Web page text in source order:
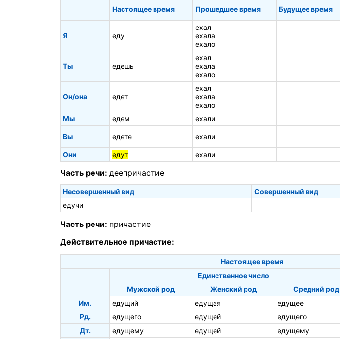
Настоящее время Прошедшее время Будущее время
Я еду
ехал
ехала
ехало
Ты едешь
ехал
ехала
ехало
Он/она едет
ехал
ехала
ехало
Мы
едем ехали
Вы едете ехали
Они
едут ехали
Часть речи: деепричастие
Несовершенный вид
Совершенный вид
едучи
Часть речи: причастие
Действительное причастие:
Настоящее время
Единственное число
Мужской род
Женский род
Средний род
Им.
едущий едущая едущее
Рд.
едущего едущей едущего
Дт.
едущему едущей едущему